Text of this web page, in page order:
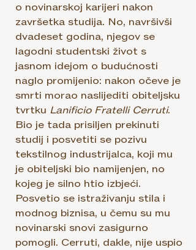
o novinarskoj karijeri nakon
završetka studija. No, navršivši
dvadeset godina, njegov se
lagodni studentski život s
jasnom idejom o budućnosti
naglo promijenio: nakon očeve je
smrti morao naslijediti obiteljsku
tvrtku Lanificio Fratelli Cerruti.
Bio je tada prisiljen prekinuti
studij i posvetiti se pozivu
tekstilnog industrijalca, koji mu
je obiteljski bio namijenjen, no
kojeg je silno htio izbjeći.
Posvetio se istraživanju stila i
modnog biznisa, u čemu su mu
novinarski snovi zasigurno
pomogli. Cerruti, dakle, nije uspio